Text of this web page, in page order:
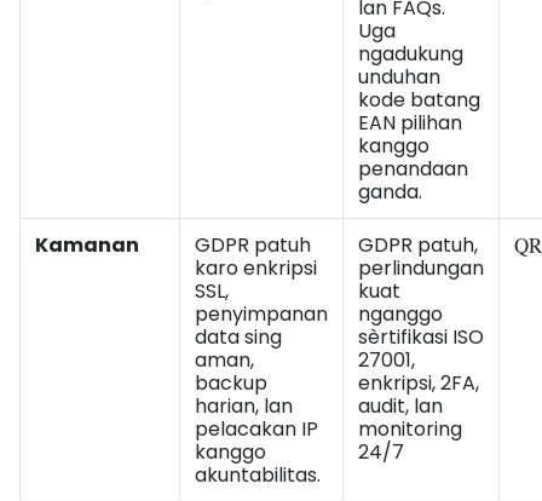
lan FAQs.
Uga
ngadukung
unduhan
kode batang
EAN pilihan
kanggo
penandaan
ganda.
Kamanan
GDPR patuh
karo enkripsi
SSL,
penyimpanan
data sing
aman,
backup
harian, lan
pelacakan IP
kanggo
akuntabilitas.
GDPR patuh,
perlindungan
kuat
nganggo
sèrtifikasi ISO
27001,
enkripsi, 2FA,
audit, lan
monitoring
24/7